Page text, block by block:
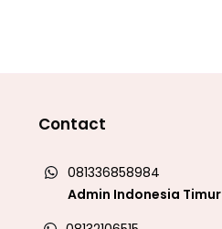
Contact
081336858984
Admin Indonesia Timur